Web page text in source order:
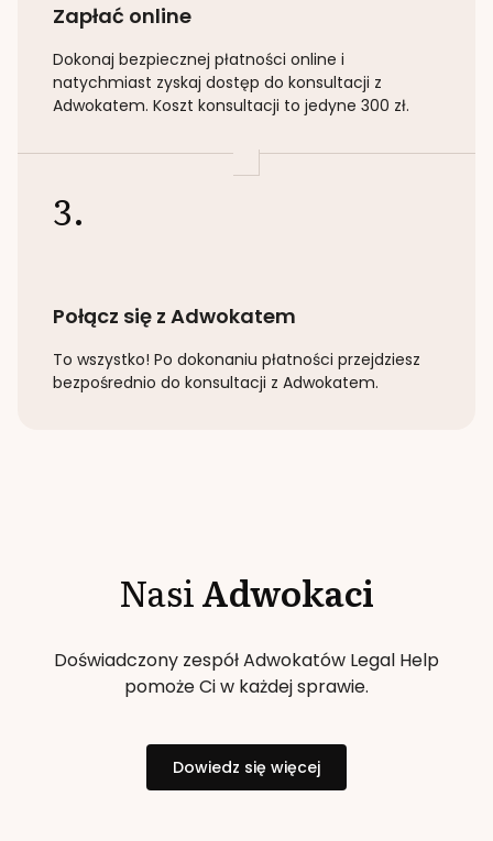
Zapłać online
Dokonaj bezpiecznej płatności online i
natychmiast zyskaj dostęp do konsultacji z
Adwokatem. Koszt konsultacji to jedyne 300 zł.
3.
Połącz się z Adwokatem
To wszystko! Po dokonaniu płatności przejdziesz
bezpośrednio do konsultacji z Adwokatem.
NasiAdwokaci
Doświadczony zespół Adwokatów Legal Help
pomoże Ci w każdej sprawie.
Dowiedz się więcej